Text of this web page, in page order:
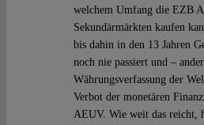
welchem Umfang die EZB
Sekundärmärkten kaufen
bis dahin in den 13 Jahren
noch nie passiert und –
Währungsverfassung der
Verbot der monetären
AEUV. Wie weit das reicht,